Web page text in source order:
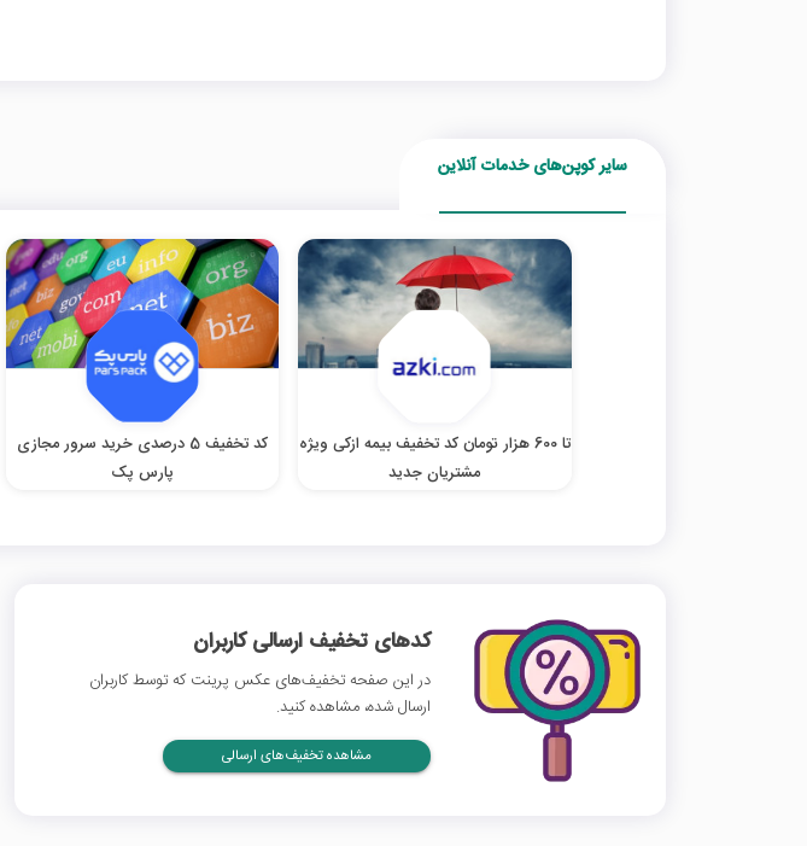
سایر کوپن‌های خدمات آنلاین
تا 600 هزار تومان کد تخفیف بیمه ازکی ویژه
مشتریان جدید
کد تخفیف 5 درصدی خرید سرور مجازی
پارس پک
کدهای تخفیف ارسالی کاربران
در این صفحه تخفیف‌های عکس پرینت که توسط کاربران
ارسال شده، مشاهده کنید.
مشاهده تخفیف‌های ارسالی